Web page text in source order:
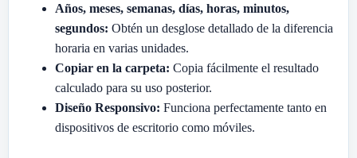
Años, meses, semanas, días, horas, minutos,
segundos: Obtén un desglose detallado de la diferencia
horaria en varias unidades.
Copiar en la carpeta: Copia fácilmente el resultado
calculado para su uso posterior.
Diseño Responsivo: Funciona perfectamente tanto en
dispositivos de escritorio como móviles.